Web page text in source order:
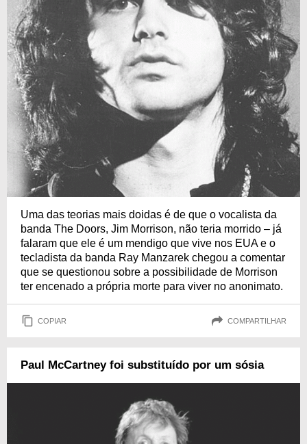
Uma das teorias mais doidas é de que o vocalista da
banda The Doors, Jim Morrison, não teria morrido – já
falaram que ele é um mendigo que vive nos EUA e o
tecladista da banda Ray Manzarek chegou a comentar
que se questionou sobre a possibilidade de Morrison
ter encenado a própria morte para viver no anonimato.
COPIAR COMPARTILHAR
Paul McCartney foi substituído por um sósia